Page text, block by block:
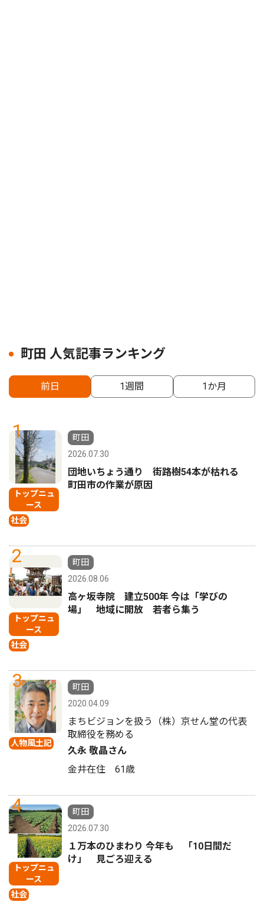
町田 人気記事ランキング
前日 1週間 1か月
1
トップニュ
ース
社会
町田
2026.07.30
団地いちょう通り 街路樹54本が枯れる
町田市の作業が原因
2
トップニュ
ース
社会
町田
2026.08.06
高ヶ坂寺院 建立500年 今は「学びの
場」 地域に開放 若者ら集う
3
人物風土記
町田
2020.04.09
まちビジョンを扱う（株）京せん堂の代表
取締役を務める
久永 敬晶さん
金井在住 61歳
4
トップニュ
ース
社会
町田
2026.07.30
１万本のひまわり 今年も 「10日間だ
け」 見ごろ迎える